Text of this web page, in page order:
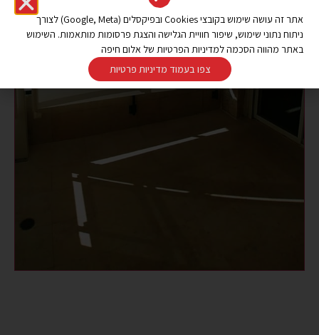
אתר זה עושה שימוש בקובצי Cookies ובפיקסלים (Google, Meta) לצורך
ניתוח נתוני שימוש, שיפור חוויית הגלישה והצגת פרסומות מותאמות. השימוש
באתר מהווה הסכמה למדיניות הפרטיות של אלום חיפה
צפו בעמוד מדיניות פרטיות